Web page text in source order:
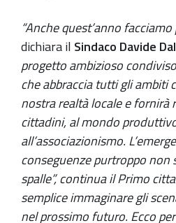
“Anche quest’anno
dichiara il Sindaco Davide
progetto ambizioso
che abbraccia tutti gli ambiti
nostra realtà locale e fornirà
cittadini, al mondo
all’associazionismo.
conseguenze purtroppo non
spalle”, continua il Primo
semplice immaginare gli
nel prossimo futuro. Ecco